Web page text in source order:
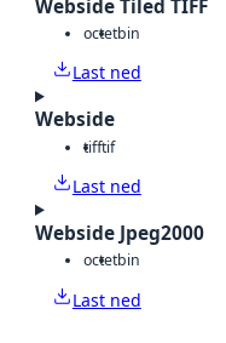
Webside Tiled TIFF
octetbin
Last ned
Webside
tifftif
Last ned
Webside Jpeg2000
octetbin
Last ned